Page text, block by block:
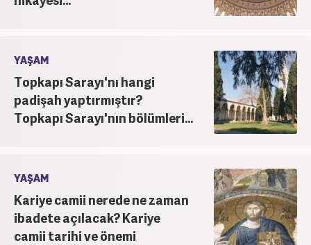
YAŞAM
Topkapı Sarayı'nı hangi
padişah yaptırmıştır?
Topkapı Sarayı'nın bölümleri...
YAŞAM
Kariye camii nerede ne zaman
ibadete açılacak? Kariye
camii tarihi ve önemi